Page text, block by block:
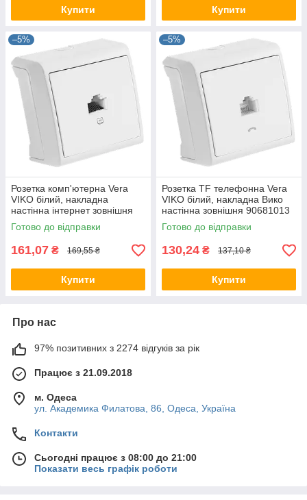
Купити Купити
–5%
Розетка комп'ютерна Vera
VIKO білий, накладна
настінна інтернет зовнішня
90681032
Готово до відправки
161,07 ₴ 169,55 ₴
Купити
–5%
Розетка TF телефонна Vera
VIKO білий, накладна Вико
настінна зовнішня 90681013
Готово до відправки
130,24 ₴ 137,10 ₴
Купити
Про нас
97% позитивних з 2274 відгуків за рік
Працює з 21.09.2018
м. Одеса
ул. Академика Филатова, 86, Одеса, Україна
Контакти
Сьогодні працює з 08:00 до 21:00
Показати весь графік роботи